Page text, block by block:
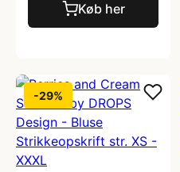
Køb her
-29%